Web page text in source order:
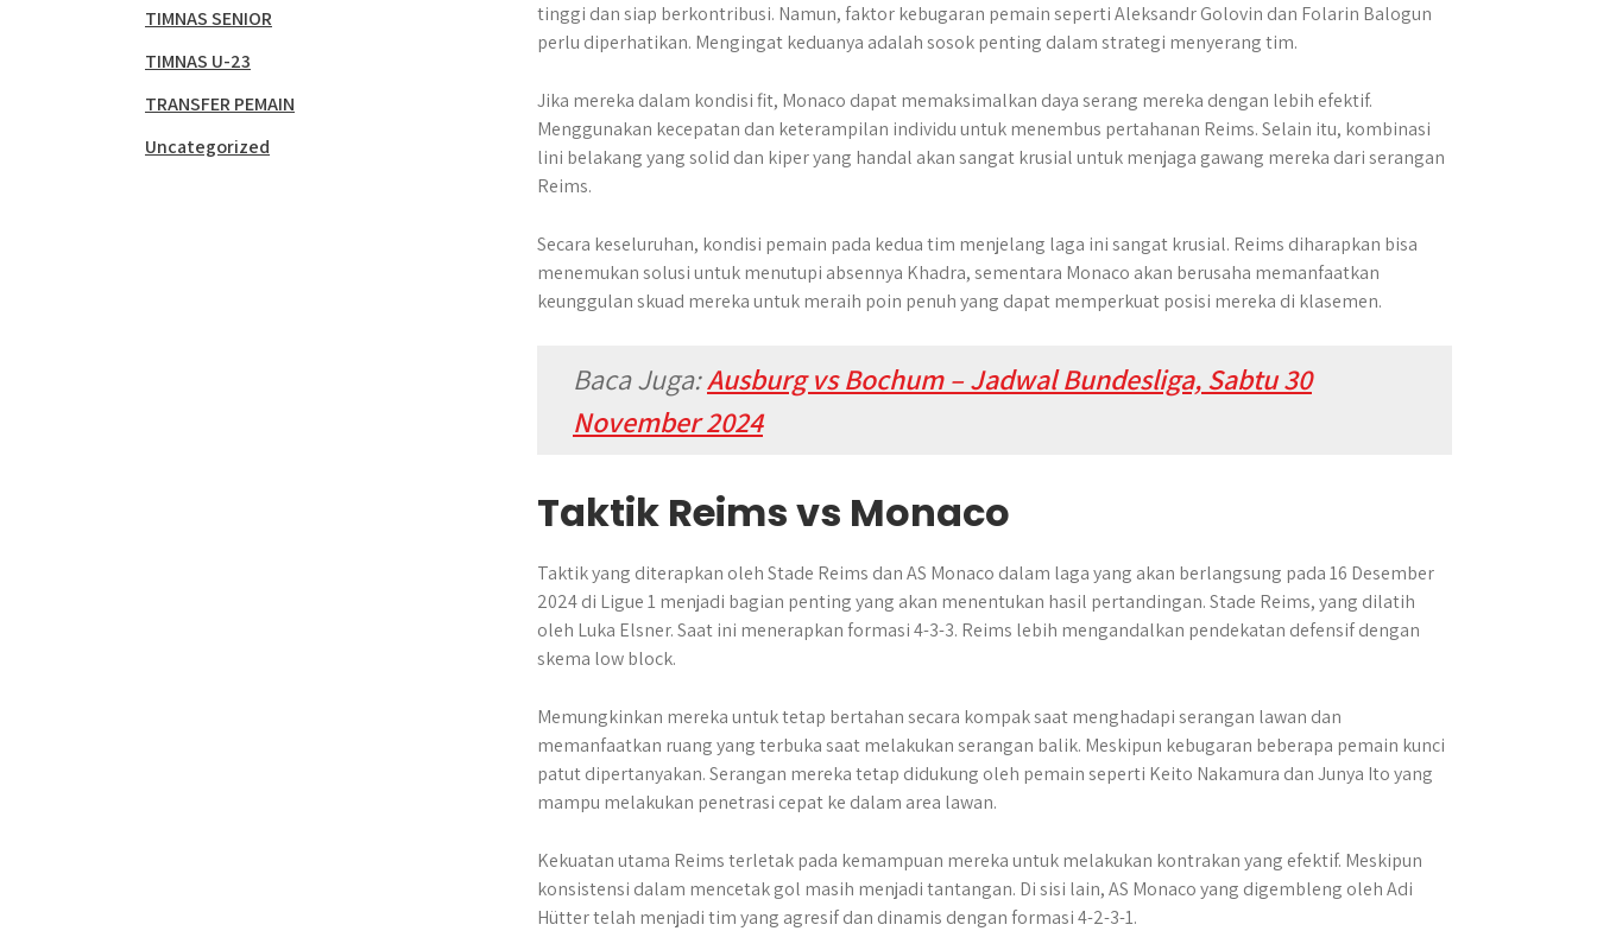
tinggi dan siap berkontribusi. Namun, faktor kebugaran pemain seperti Aleksandr Golovin dan Folarin Balogun
perlu diperhatikan. Mengingat keduanya adalah sosok penting dalam strategi menyerang tim.
Jika mereka dalam kondisi fit, Monaco dapat memaksimalkan daya serang mereka dengan lebih efektif.
Menggunakan kecepatan dan keterampilan individu untuk menembus pertahanan Reims. Selain itu, kombinasi
lini belakang yang solid dan kiper yang handal akan sangat krusial untuk menjaga gawang mereka dari serangan
Reims.
​Secara keseluruhan, kondisi pemain pada kedua tim menjelang laga ini sangat krusial.​ Reims diharapkan bisa
menemukan solusi untuk menutupi absennya Khadra, sementara Monaco akan berusaha memanfaatkan
keunggulan skuad mereka untuk meraih poin penuh yang dapat memperkuat posisi mereka di klasemen.
Baca Juga:Ausburg vs Bochum – Jadwal Bundesliga, Sabtu 30
November 2024
Taktik Reims vs Monaco
Taktik yang diterapkan oleh Stade Reims dan AS Monaco dalam laga yang akan berlangsung pada 16 Desember
2024 di Ligue 1 menjadi bagian penting yang akan menentukan hasil pertandingan. Stade Reims, yang dilatih
oleh Luka Elsner. Saat ini menerapkan formasi 4-3-3. Reims lebih mengandalkan pendekatan defensif dengan
skema low block.
Memungkinkan mereka untuk tetap bertahan secara kompak saat menghadapi serangan lawan dan
memanfaatkan ruang yang terbuka saat melakukan serangan balik. Meskipun kebugaran beberapa pemain kunci
patut dipertanyakan. Serangan mereka tetap didukung oleh pemain seperti Keito Nakamura dan Junya Ito yang
mampu melakukan penetrasi cepat ke dalam area lawan.
Kekuatan utama Reims terletak pada kemampuan mereka untuk melakukan kontrakan yang efektif. Meskipun
konsistensi dalam mencetak gol masih menjadi tantangan. Di sisi lain, AS Monaco yang digembleng oleh Adi
Hütter telah menjadi tim yang agresif dan dinamis dengan formasi 4-2-3-1.
TIMNAS SENIOR
TIMNAS U-23
TRANSFER PEMAIN
Uncategorized